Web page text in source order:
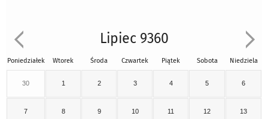
Lipiec 9360
Poniedziałek Wtorek Środa Czwartek Piątek Sobota Niedziela
30 1 2 3 4 5 6
7 8 9 10 11 12 13